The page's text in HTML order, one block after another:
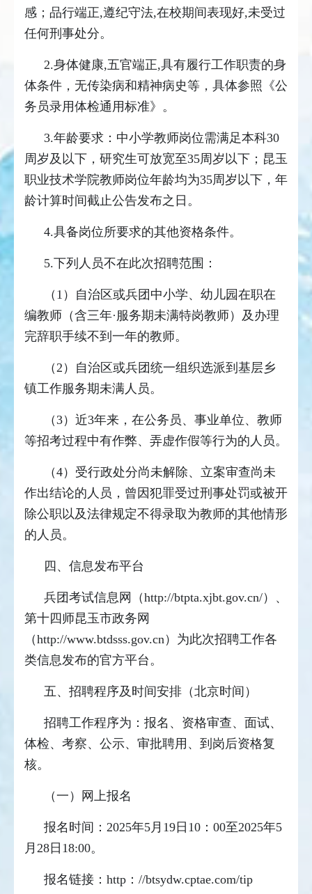
感；品行端正,遵纪守法,在校期间表现好,未受过
任何刑事处分。
2.身体健康,五官端正,具有履行工作职责的身
体条件，无传染病和精神病史等，具体参照《公
务员录用体检通用标准》。
3.年龄要求：中小学教师岗位需满足本科30
周岁及以下，研究生可放宽至35周岁以下；昆玉
职业技术学院教师岗位年龄均为35周岁以下，年
龄计算时间截止公告发布之日。
4.具备岗位所要求的其他资格条件。
5.下列人员不在此次招聘范围：
（1）自治区或兵团中小学、幼儿园在职在
编教师（含三年·服务期未满特岗教师）及办理
完辞职手续不到一年的教师。
（2）自治区或兵团统一组织选派到基层乡
镇工作服务期未满人员。
（3）近3年来，在公务员、事业单位、教师
等招考过程中有作弊、弄虚作假等行为的人员。
（4）受行政处分尚未解除、立案审查尚未
作出结论的人员，曾因犯罪受过刑事处罚或被开
除公职以及法律规定不得录取为教师的其他情形
的人员。
四、信息发布平台
兵团考试信息网（http://btpta.xjbt.gov.cn/）、
第十四师昆玉市政务网
（http://www.btdsss.gov.cn）为此次招聘工作各
类信息发布的官方平台。
五、招聘程序及时间安排（北京时间）
招聘工作程序为：报名、资格审查、面试、
体检、考察、公示、审批聘用、到岗后资格复
核。
（一）网上报名
报名时间：2025年5月19日10：00至2025年5
月28日18:00。
报名链接：http：//btsydw.cptae.com/tip